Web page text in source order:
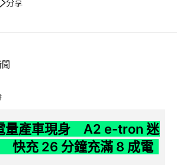
分享
量產車現身 A2 e-tron 迷
快充 26 分鐘充滿 8 成電